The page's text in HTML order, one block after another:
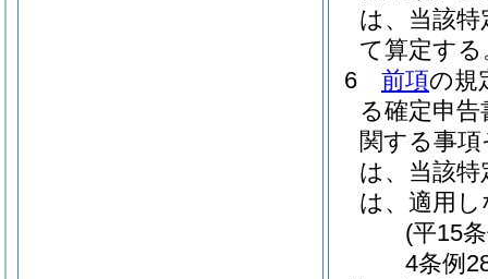
は、当該
て算定する
6
前項の規
る確定申
関する事
は、当該
は、適用
(平15
4条例